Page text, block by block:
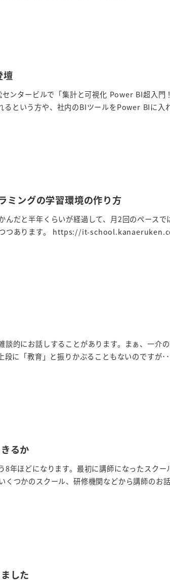
壇
ンタービルで「集計と可視化 Power BI超入門
という方や、社内のBIツールをPower BIに入
ミングの学習環境の作り方
だと半年くらいが経過して、月2回のペースで
つつあります。 https://it-
談的にお話しすることがあります。まぁ、一介
に「教育」と振りかぶることもないのですが･･
るか
年ほどになります。最初に講師になったスクー
くつかのスクール、研修機関などから講師のお
した